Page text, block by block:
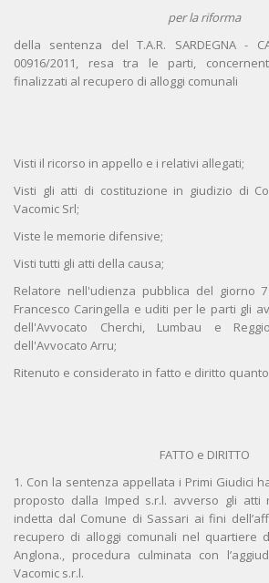
per la riforma
della sentenza del T.A.R. SARDEGNA -
00916/2011, resa tra le parti,
finalizzati al recupero di alloggi comunali
Visti il ricorso in appello e i relativi allegati;
Visti gli atti di costituzione in giudizio di
Vacomic Srl;
Viste le memorie difensive;
Visti tutti gli atti della causa;
Relatore nell'udienza pubblica del giorno
Francesco Caringella e uditi per le parti gli
dell'Avvocato Cherchi, Lumbau e
dell'Avvocato Arru;
Ritenuto e considerato in fatto e diritto
FATTO e DIRITTO
1. Con la sentenza appellata i Primi Giudici
proposto dalla Imped s.r.l. avverso gli atti
indetta dal Comune di Sassari ai fini
recupero di alloggi comunali nel quartiere
Anglona., procedura culminata con
Vacomic s.r.l.